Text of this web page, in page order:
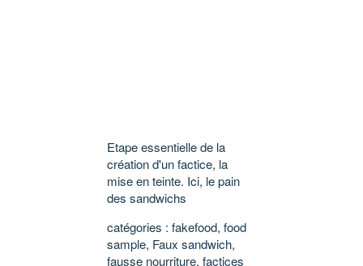
Etape essentielle de la
création d'un factice, la
mise en teinte. Ici, le pain
des sandwichs
catégories : fakefood, food
sample, Faux sandwich,
fausse nourriture, factices